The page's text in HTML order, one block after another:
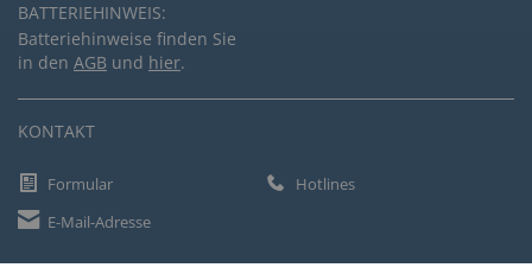
BATTERIEHINWEIS:
Batteriehinweise finden Sie
in den AGB und hier.
KONTAKT
Formular
Hotlines
E-Mail-Adresse